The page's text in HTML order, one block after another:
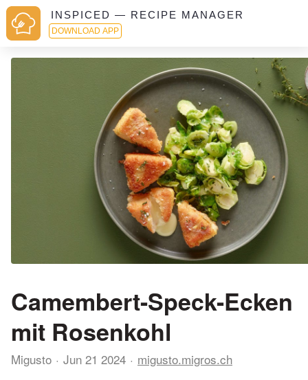
INSPICED — RECIPE MANAGER
DOWNLOAD APP
Camembert-Speck-Ecken
mit Rosenkohl
Migusto Jun 21 2024 migusto.migros.ch